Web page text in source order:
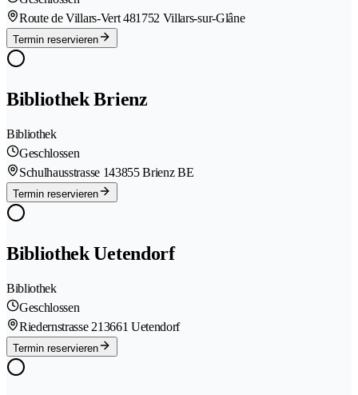
Route de Villars-Vert 481752 Villars-sur-Glâne
Termin reservieren
Bibliothek Brienz
Bibliothek
Geschlossen
Schulhausstrasse 143855 Brienz BE
Termin reservieren
Bibliothek Uetendorf
Bibliothek
Geschlossen
Riedernstrasse 213661 Uetendorf
Termin reservieren